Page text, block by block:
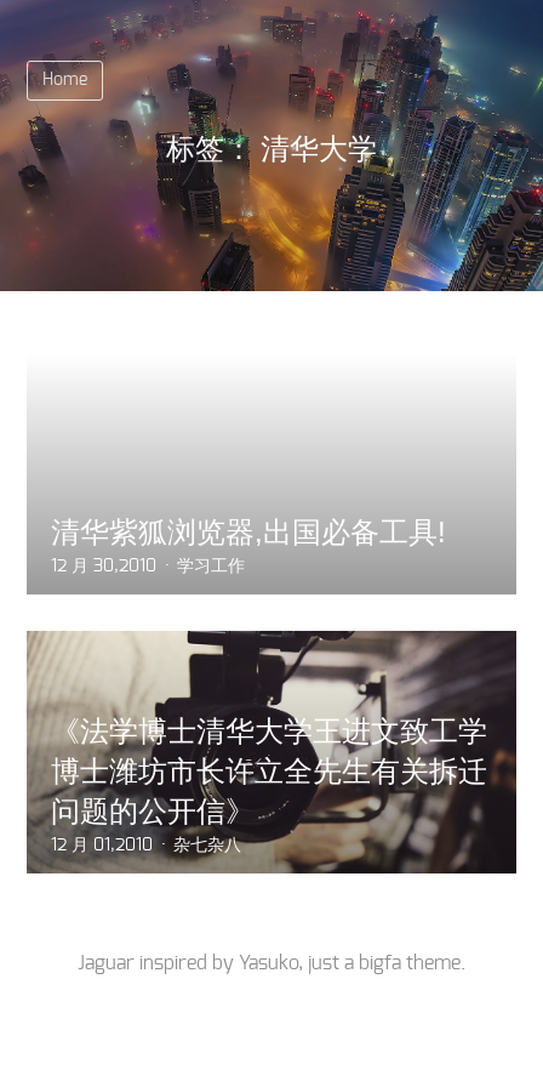
Home
标签： 清华大学
清华紫狐浏览器,出国必备工具!
12 月 30,2010 学习工作
《法学博士清华大学王进文致工学
博士潍坊市长许立全先生有关拆迁
问题的公开信》
12 月 01,2010 杂七杂八
Jaguar inspired by Yasuko, just a bigfa theme.